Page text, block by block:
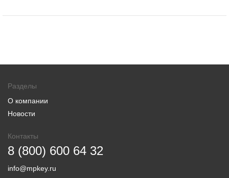
Разделы
О компании
Новости
Контакты
8 (800) 600 64 32
info@mpkey.ru